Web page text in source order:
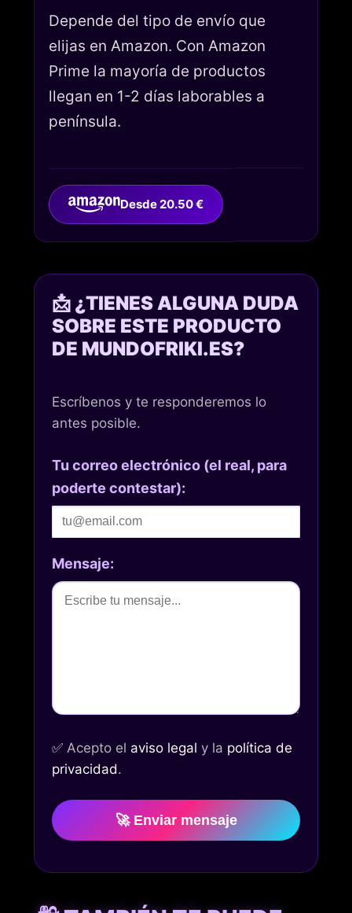
Depende del tipo de envío que
elijas en Amazon. Con Amazon
Prime la mayoría de productos
llegan en 1-2 días laborables a
península.
Desde 20.50 €
📩 ¿TIENES ALGUNA DUDA
SOBRE ESTE PRODUCTO
DE MUNDOFRIKI.ES?
Escríbenos y te responderemos lo
antes posible.
Tu correo electrónico (el real, para
poderte contestar):
Mensaje:
✅ Acepto el aviso legal y la política de
privacidad.
🚀 Enviar mensaje